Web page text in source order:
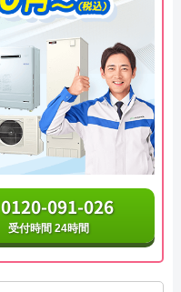
0120-091-026
受付時間 24時間